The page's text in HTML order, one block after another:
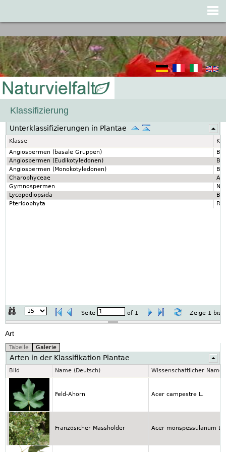
Klassifizierung
Unterklassifizierungen in Plantae
Klasse
Angiospermen (basale Gruppen)
Angiospermen (Eudikotyledonen)
Angiospermen (Monokotyledonen)
Charophyceae
Gymnospermen
Lycopodiopsida
Pteridophyta
Seite of 1 Zeige 1 bis
Art
Arten in der Klassifikation Plantae
Bild Name (Deutsch) Wissenschaftlicher Name
Feld-Ahorn Acer campestre L.
Französicher Massholder Acer monspessulanum L.